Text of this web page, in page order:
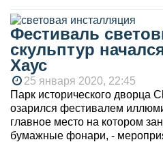
Фестиваль
скульптур
Хаус
25 января 2020, 22:45
Парк исторического дворца
озарился фестивалем
главное место на котором
бумажные фонари, -